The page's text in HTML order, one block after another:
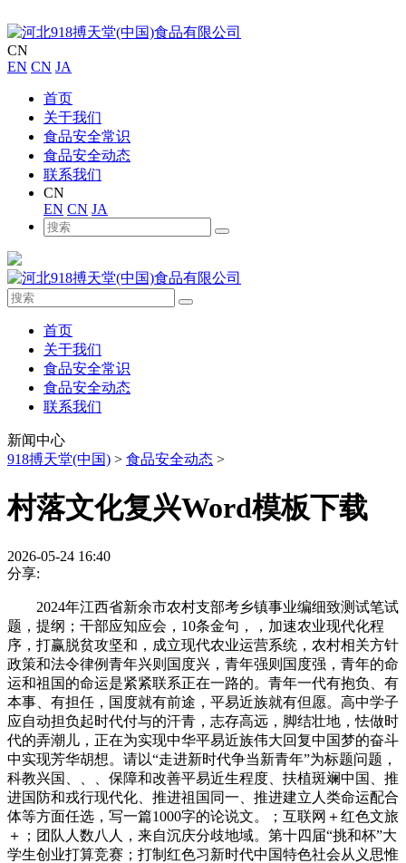
CN
EN CN JA
首页
关于我们
食品安全常识
食品安全动态
联系我们
CN
EN CN JA
首页
关于我们
食品安全常识
食品安全动态
联系我们
新闻中心
918搏天堂(中国) > 食品安全动态 >
村落文化复兴Word模板下载
2026-05-24 16:40
分享:
2024年江西省新余市农村支部考乡镇事业编细致测试笔试
题，提纲；干部应知应会，10条金句，，加速农业现代化程
序，打赢脱贫攻坚和，成立现代农业运营系统，农村相关方针
政策和法令律例青年兴则国度兴，青年强则国度强，青年的命
运和祖国的命运是紧紧联系正在一路的。青年一代有抱负、有
本事、有担任，国度就有前途，平易近族就有但愿。高中学子
应自动担负起时代付与的汗青，志存高远，脚结壮地，怯做时
代的弄潮儿，正在为实现中华平易近族伟大回复中国梦的奋斗
中实现芳华胡想。请以“走进新时代争当新青年”为标题问题，
科教兴国、、、保障和改善平易近生程度、扶植斑斓中国、推
进国防和戎行现代化、推进祖国同一、推进建立人类命运配合
体等方面任选，写一篇1000字的论说文。；互联网＋红色文旅
＋；团队人数八人，来自沉庆分歧地域。第十四届“挑和杯”大
学生创业打算竞赛；打制红色习新时代中国特色社会从义思惟